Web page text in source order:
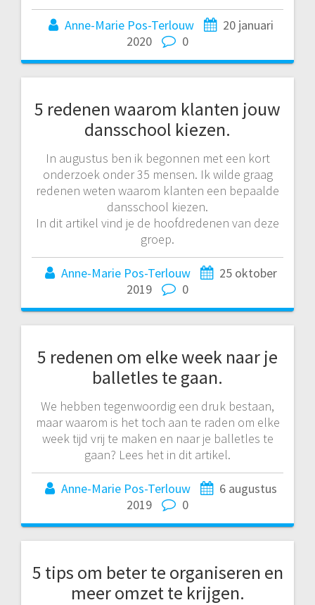
Anne-Marie Pos-Terlouw
20 januari
2020
0
5 redenen waarom klanten jouw
dansschool kiezen.
In augustus ben ik begonnen met een kort
onderzoek onder 35 mensen. Ik wilde graag
redenen weten waarom klanten een bepaalde
dansschool kiezen.
In dit artikel vind je de hoofdredenen van deze
groep.
Anne-Marie Pos-Terlouw
25 oktober
2019
0
5 redenen om elke week naar je
balletles te gaan.
We hebben tegenwoordig een druk bestaan,
maar waarom is het toch aan te raden om elke
week tijd vrij te maken en naar je balletles te
gaan? Lees het in dit artikel.
Anne-Marie Pos-Terlouw
6 augustus
2019
0
5 tips om beter te organiseren en
meer omzet te krijgen.